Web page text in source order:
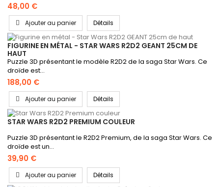
48,00 €
Ajouter au panier Détails
FIGURINE EN MÉTAL - STAR WARS R2D2 GEANT 25CM DE
HAUT
Puzzle 3D présentant le modèle R2D2 de la saga Star Wars. Ce
droïde est...
188,00 €
Ajouter au panier Détails
STAR WARS R2D2 PREMIUM COULEUR
Puzzle 3D présentant le R2D2 Premium, de la saga Star Wars. Ce
droïde est un...
39,90 €
Ajouter au panier Détails